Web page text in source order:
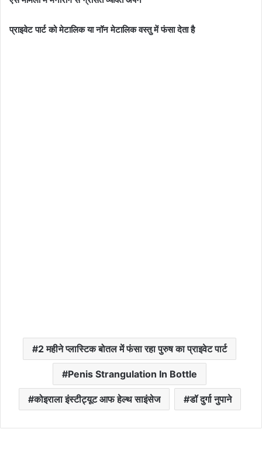
प्राइवेट पार्ट को मेटालिक या नॉन मेटालिक वस्तु में फंसा देता है
2 महीने प्लास्टिक बोतल में फंसा रहा पुरुष का प्राइवेट पार्ट
Penis Strangulation In Bottle
कोइराला इंस्टीट्यूट आफ हेल्थ साइंसेज डॉ दुर्गा नुपाने